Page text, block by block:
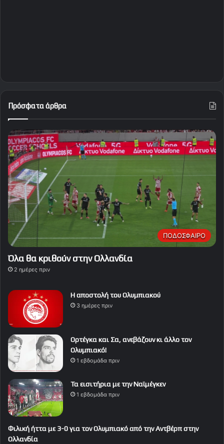
Πρόσφατα άρθρα
ΠΟΔΟΣΦΑΙΡΟ
Όλα θα κριθούν στην Ολλανδία
2 ημέρες πριν
Η αποστολή του Ολυμπιακού
3 ημέρες πριν
Ορτέγκα και Σα, ανεβάζουν κι άλλο τον
Ολυμπιακό!
1 εβδομάδα πριν
Τα εισιτήρια με την Ναϊμέγκεν
1 εβδομάδα πριν
Φιλική ήττα με 3-0 για τον Ολυμπιακό από την Αντβέρπ στην
Ολλανδία